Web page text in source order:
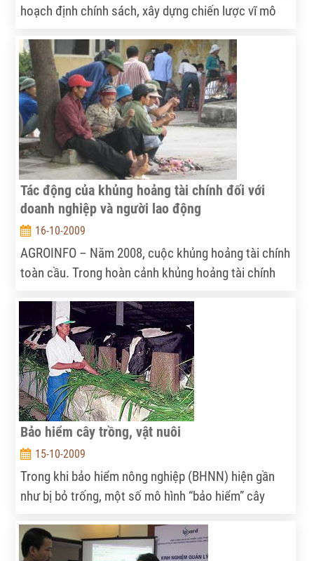
hoạch định chính sách, xây dựng chiến lược vĩ mô
Nhưng dường như khái niệm này vẫn còn xa lạ với
nhiều người…
Tác động của khủng hoảng tài chính đối với
doanh nghiệp và người lao động
16-10-2009
AGROINFO – Năm 2008, cuộc khủng hoảng tài chính
toàn cầu. Trong hoàn cảnh khủng hoảng tài chính
chịu nhiều tác động tiêu cực, nhất là lao động nông
thôn nhập cư vào đô thị.
Bảo hiểm cây trồng, vật nuôi
15-10-2009
Trong khi bảo hiểm nông nghiệp (BHNN) hiện gần
như bị bỏ trống, một số mô hình “bảo hiểm” cây
nghiệp gây dựng đang đem lại hiệu quả thiết thực.